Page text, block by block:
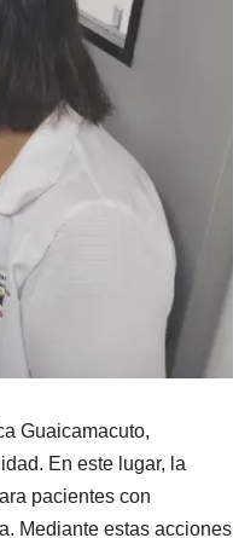
Guaicamacuto,
En este lugar, la
pacientes con
Mediante estas acciones